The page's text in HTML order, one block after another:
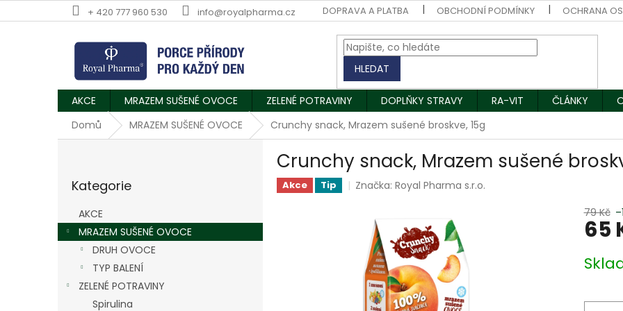
na
+ 420 777 960 530 info@royalpharma.cz DOPRAVA A PLATBA OBCHODNÍ PODMÍNKY OCHRANA
HLEDAT
AKCE MRAZEM SUŠENÉ OVOCE ZELENÉ POTRAVINY DOPLŇKY STRAVY RA-VIT ČLÁNKY
Domů
MRAZEM SUŠENÉ OVOCE Crunchy snack, Mrazem sušené broskve, 15g
a
n
kategorie
Kategorie
AKCE
MRAZEM SUŠENÉ OVOCE
DRUH OVOCE
TYP BALENÍ
ZELENÉ POTRAVINY
Spirulina
Crunchy snack, Mrazem sušené
Akce Tip Značka:Royal Pharma s.r.o.
79 Kč
65
cena: